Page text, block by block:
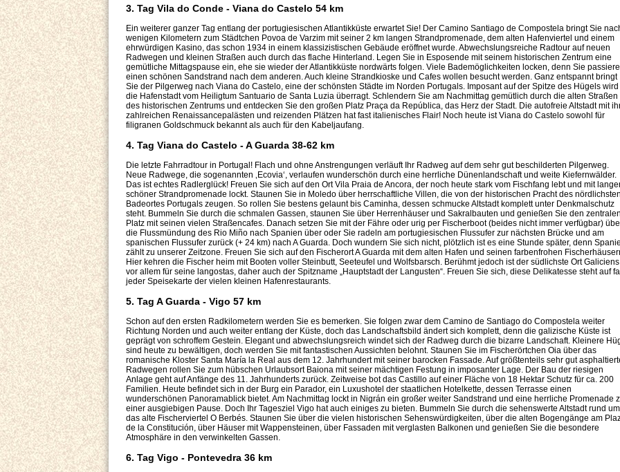
3. Tag Vila do Conde - Viana do Castelo 54 km
Ein weiterer ganzer Tag entlang der portugiesischen Atlantikküste erwartet Sie! Der Camino Santiago de Compostela bringt Sie
wenigen Kilometern zum Städtchen Povoa de Varzim mit seiner 2 km langen Strandpromenade, dem alten Hafenviertel und einem
ehrwürdigen Kasino, das schon 1934 in einem klassizistischen Gebäude eröffnet wurde. Abwechslungsreiche Radtour auf neuen
Radwegen und kleinen Straßen auch durch das flache Hinterland. Legen Sie in Esposende mit seinem historischen Zentrum eine
gemütliche Mittagspause ein, ehe sie wieder der Atlantikküste nordwärts folgen. Viele Bademöglichkeiten locken, denn Sie
einen schönen Sandstrand nach dem anderen. Auch kleine Strandkioske und Cafes wollen besucht werden. Ganz entspannt bringt
Sie der Pilgerweg nach Viana do Castelo, eine der schönsten Städte im Norden Portugals. Imposant auf der Spitze des Hügels wird
die Hafenstadt vom Heiligtum Santuario de Santa Luzia überragt. Schlendern Sie am Nachmittag gemütlich durch die alten Straßen
des historischen Zentrums und entdecken Sie den großen Platz Praça da República, das Herz der Stadt. Die autofreie Altstadt mit
zahlreichen Renaissancepalästen und reizenden Plätzen hat fast italienisches Flair! Noch heute ist Viana do Castelo sowohl für
filigranen Goldschmuck bekannt als auch für den Kabeljaufang.
4. Tag Viana do Castelo - A Guarda 38-62 km
Die letzte Fahrradtour in Portugal! Flach und ohne Anstrengungen verläuft Ihr Radweg auf dem sehr gut beschilderten Pilgerweg.
Neue Radwege, die sogenannten ‚Ecovia‘, verlaufen wunderschön durch eine herrliche Dünenlandschaft und weite Kiefernwälder.
Das ist echtes Radlerglück! Freuen Sie sich auf den Ort Vila Praia de Ancora, der noch heute stark vom Fischfang lebt und mit
schöner Strandpromenade lockt. Staunen Sie in Moledo über herrschaftliche Villen, die von der historischen Pracht des
Badeortes Portugals zeugen. So rollen Sie bestens gelaunt bis Caminha, dessen schmucke Altstadt komplett unter Denkmalschutz
steht. Bummeln Sie durch die schmalen Gassen, staunen Sie über Herrenhäuser und Sakralbauten und genießen Sie den
Platz mit seinen vielen Straßencafes. Danach setzen Sie mit der Fähre oder urig per Fischerboot (beides nicht immer verfügbar)
die Flussmündung des Rio Miño nach Spanien über oder Sie radeln am portugiesischen Flussufer zur nächsten Brücke und am
spanischen Flussufer zurück (+ 24 km) nach A Guarda. Doch wundern Sie sich nicht, plötzlich ist es eine Stunde später, denn
zählt zu unserer Zeitzone. Freuen Sie sich auf den Fischerort A Guarda mit dem alten Hafen und seinen farbenfrohen
Hier kehren die Fischer heim mit Booten voller Steinbutt, Seeteufel und Wolfsbarsch. Berühmt jedoch ist der südlichste Ort Galiciens
vor allem für seine langostas, daher auch der Spitzname „Hauptstadt der Langusten“. Freuen Sie sich, diese Delikatesse steht auf
jeder Speisekarte der vielen kleinen Hafenrestaurants.
5. Tag A Guarda - Vigo 57 km
Schon auf den ersten Radkilometern werden Sie es bemerken. Sie folgen zwar dem Camino de Santiago do Compostela weiter
Richtung Norden und auch weiter entlang der Küste, doch das Landschaftsbild ändert sich komplett, denn die galizische Küste ist
geprägt von schroffem Gestein. Elegant und abwechslungsreich windet sich der Radweg durch die bizarre Landschaft. Kleinere
sind heute zu bewältigen, doch werden Sie mit fantastischen Aussichten belohnt. Staunen Sie im Fischerörtchen Oia über das
romanische Kloster Santa María la Real aus dem 12. Jahrhundert mit seiner barocken Fassade. Auf größtenteils sehr gut
Radwegen rollen Sie zum hübschen Urlaubsort Baiona mit seiner mächtigen Festung in imposanter Lage. Der Bau der riesigen
Anlage geht auf Anfänge des 11. Jahrhunderts zurück. Zeitweise bot das Castillo auf einer Fläche von 18 Hektar Schutz für ca. 200
Familien. Heute befindet sich in der Burg ein Parador, ein Luxushotel der staatlichen Hotelkette, dessen Terrasse einen
wunderschönen Panoramablick bietet. Am Nachmittag lockt in Nigrán ein großer weiter Sandstrand und eine herrliche Promenade
einer ausgiebigen Pause. Doch Ihr Tagesziel Vigo hat auch einiges zu bieten. Bummeln Sie durch die sehenswerte Altstadt rund um
das alte Fischerviertel O Berbés. Staunen Sie über die vielen historischen Sehenswürdigkeiten, über die alten Bogengänge am
de la Constitución, über Häuser mit Wappensteinen, über Fassaden mit verglasten Balkonen und genießen Sie die besondere
Atmosphäre in den verwinkelten Gassen.
6. Tag Vigo - Pontevedra 36 km